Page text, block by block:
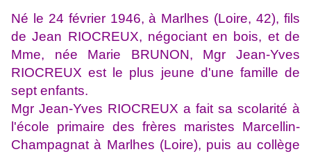
Né le 24 février 1946, à Marlhes (Loire, 42), fils
de Jean RIOCREUX, négociant en bois, et de
Mme, née Marie BRUNON, Mgr Jean-Yves
RIOCREUX est le plus jeune d'une famille de
sept enfants.
Mgr Jean-Yves RIOCREUX a fait sa scolarité à
l'école primaire des frères maristes Marcellin-
Champagnat à Marlhes (Loire), puis au collège